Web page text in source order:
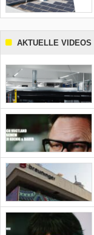
AKTUELLE VIDEOS